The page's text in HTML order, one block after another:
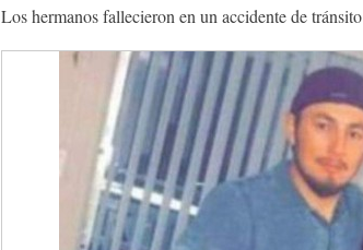
Los hermanos fallecieron en un accidente de